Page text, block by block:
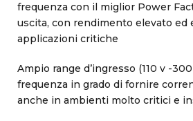
frequenza con il miglior Power
uscita, con rendimento elevato ed
applicazioni critiche
Ampio range d’ingresso (110 v -
frequenza in grado di fornire
anche in ambienti molto critici e